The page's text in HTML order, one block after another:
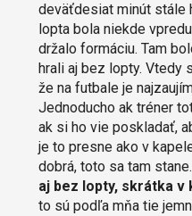
deväťdesiat minút stále
lopta bola niekde
držalo formáciu. Tam
hrali aj bez lopty. Vtedy
že na futbale je
Jednoducho ak tréner
ak si ho vie poskladať,
je to presne ako v
dobrá, toto sa tam stane.
aj bez lopty, skrátka
to sú podľa mňa tie